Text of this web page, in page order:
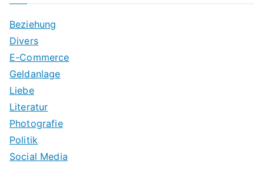
Beziehung
Divers
E-Commerce
Geldanlage
Liebe
Literatur
Photografie
Politik
Social Media